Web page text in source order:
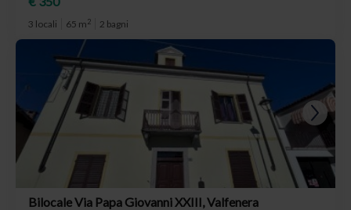
3 locali 65 m2 2 bagni
Bilocale Via Papa Giovanni XXIII, Valfenera